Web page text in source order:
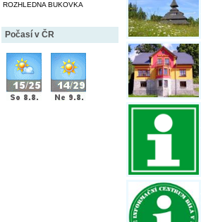
ROZHLEDNA BUKOVKA
Počasí v ČR